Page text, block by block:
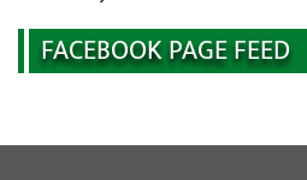
FACEBOOK PAGE FEED